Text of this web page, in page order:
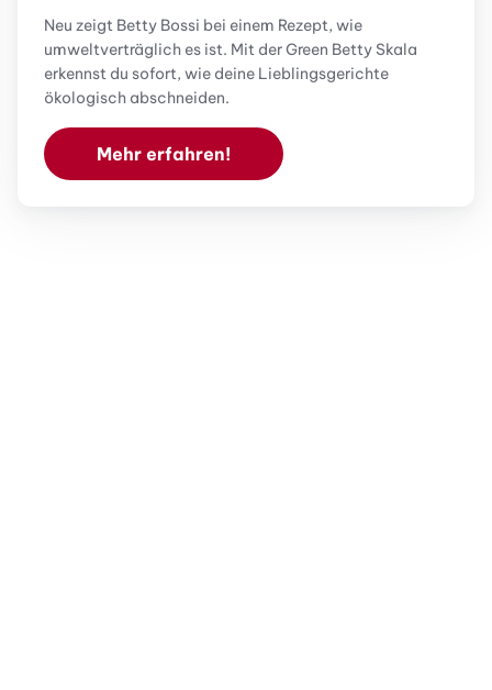
Neu zeigt Betty Bossi bei einem Rezept, wie
umweltverträglich es ist. Mit der Green Betty Skala
erkennst du sofort, wie deine Lieblingsgerichte
ökologisch abschneiden.
Mehr erfahren!